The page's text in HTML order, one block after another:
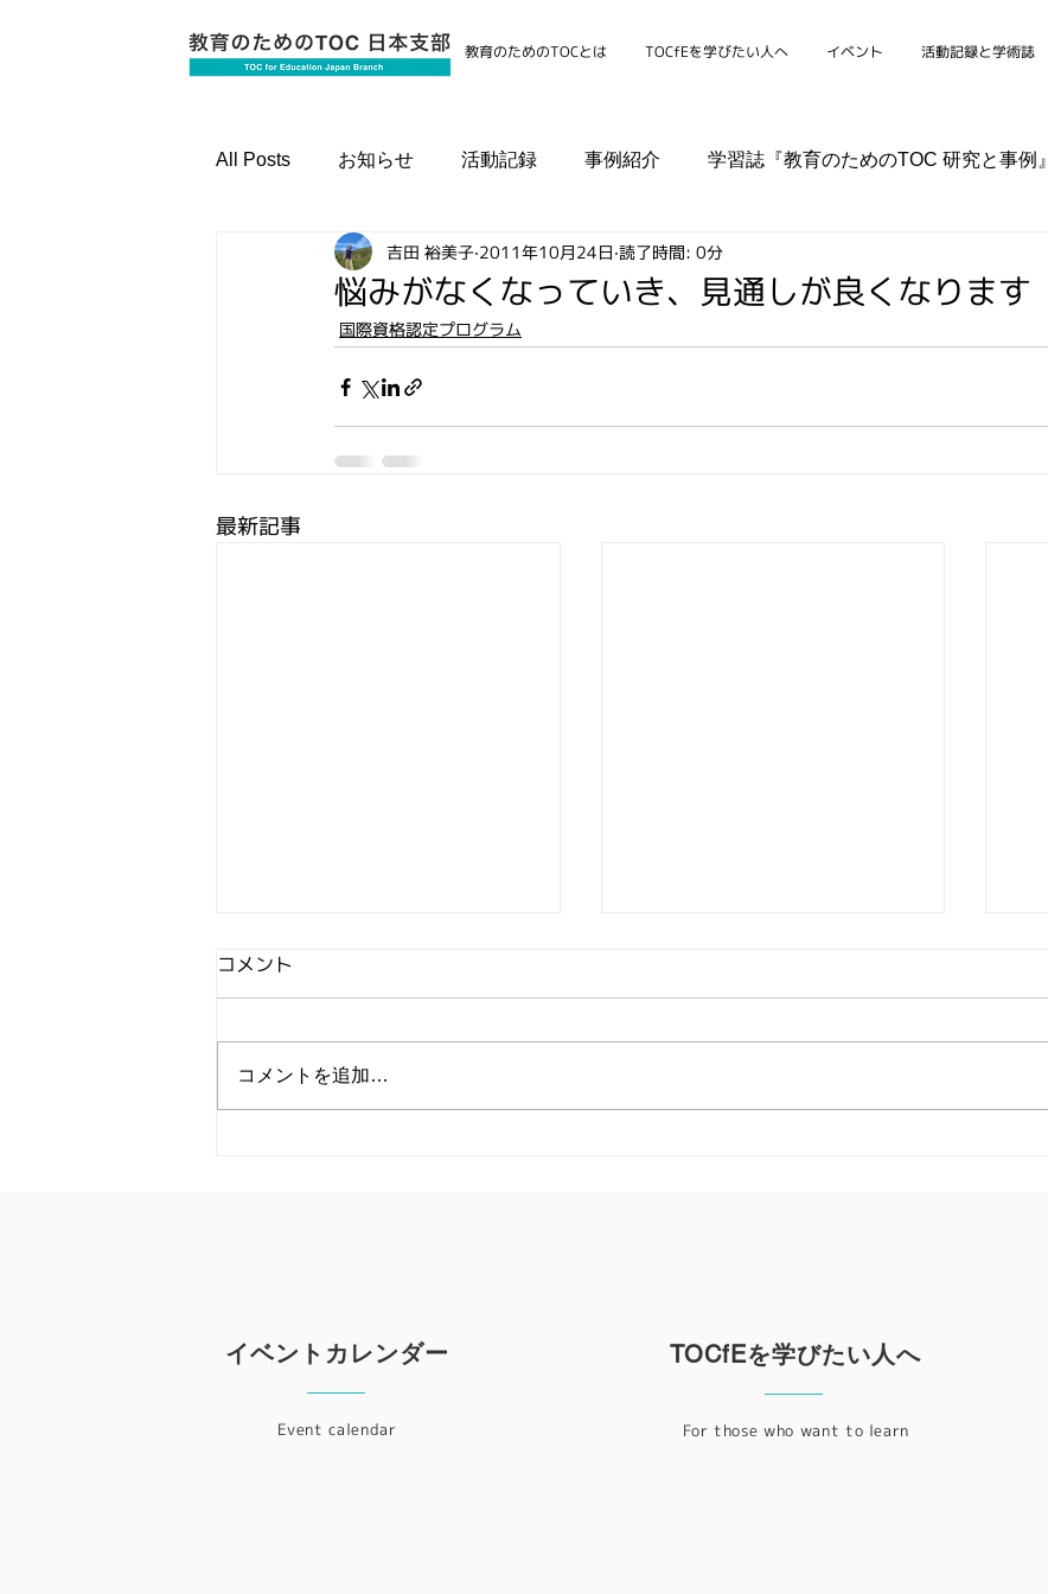
教育のためのTOCとは TOCfEを学びたい人へ イベント 活動記録と学術誌
All Posts お知らせ 活動記録 事例紹介 学習誌『教育のためのTOC 研究と事例』
国際資格認定プログラム シンポジウム 学校
悩みがなくなっていき、見通しが良くなります
吉田 裕美子 2011年10月24日 読了時間: 0分
国際資格認定プログラム
最新記事
イベント一覧
コメント
コメントを追加…
イベントカレンダー
Event calendar
TOCfEを学びたい人へ
For those who want to learn